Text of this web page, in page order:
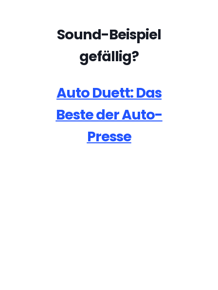
Sound-Beispiel
gefällig?
Auto Duett: Das
Beste der Auto-
Presse